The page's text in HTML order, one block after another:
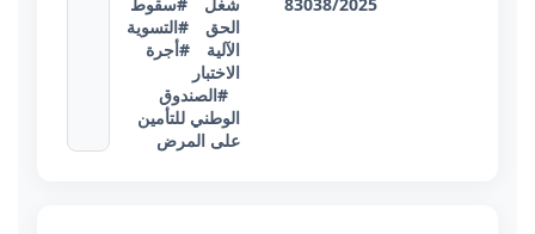
الحق
#التسوية
الآلية
#أجرة
الاختبار
#الصندوق
الوطني للتأمين
على المرض